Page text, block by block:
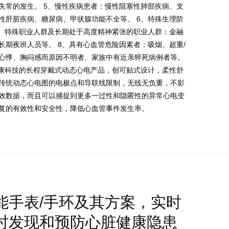
常的发生。 5、慢性疾病患者：慢性阻塞性肺部疾病、支
肝脏疾病、糖尿病、甲状腺功能不全等。 6、特殊生理阶
殊职业人群及长期处于高度精神紧张的职业人群：金融
期夜班人员等。 8、具有心血管危险因素者：吸烟、超重/
、胸闷感而原因不明者、家族中有近亲猝死病例者等。
技的长程穿戴式动态心电产品，创可贴式设计，柔性舒
统动态心电图的电极点和导联线限制，无线无负重，不影
数据，而且可以捕捉到更多一过性和隐匿性的异常心电变
有效性和安全性，降低心血管事件发生率。
手表/手环及其方案，实时
发现和预防心脏健康隐患